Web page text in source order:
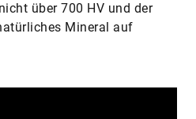
über 700 HV und der
Mineral auf